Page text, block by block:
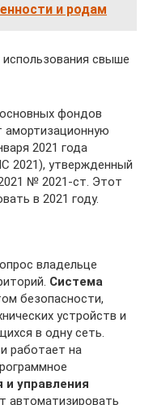
и родам
свыше
фондов
2021 года
2021), утвержденный
№ 2021-ст. Этот
в 2021 году.
владельце
Система
безопасности,
устройств и
в одну сеть.
работает на
и управления
автоматизировать